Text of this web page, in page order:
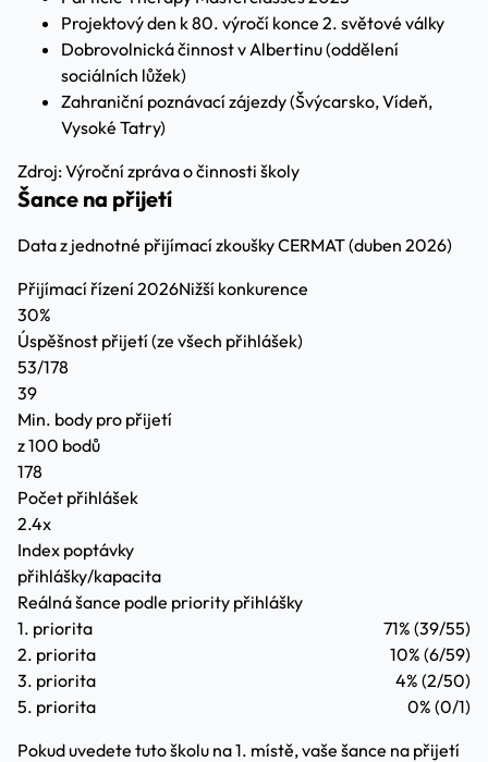
Projektový den k 80. výročí konce 2. světové války
Dobrovolnická činnost v Albertinu (oddělení
sociálních lůžek)
Zahraniční poznávací zájezdy (Švýcarsko, Vídeň,
Vysoké Tatry)
Zdroj: Výroční zpráva o činnosti školy
Šance na přijetí
Data z jednotné přijímací zkoušky CERMAT (duben 2026)
Přijímací řízení 2026Nižší konkurence
30%
Úspěšnost přijetí(ze všech přihlášek)
53/178
39
Min. body pro přijetí
z 100 bodů
178
Počet přihlášek
2.4x
Index poptávky
přihlášky/kapacita
Reálná šance podle priority přihlášky
1. priorita
71% (39/55)
2. priorita
10% (6/59)
3. priorita
4% (2/50)
5. priorita
0% (0/1)
Pokud uvedete tuto školu na 1. místě, vaše šance na přijetí